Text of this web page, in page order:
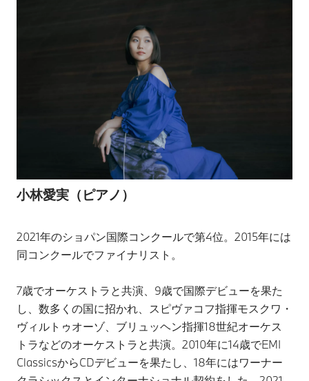
小林愛実（ピアノ）
2021年のショパン国際コンクールで第4位。2015年には
同コンクールでファイナリスト。
7歳でオーケストラと共演、9歳で国際デビューを果た
し、数多くの国に招かれ、スピヴァコフ指揮モスクワ・
ヴィルトゥオーゾ、ブリュッヘン指揮18世紀オーケス
トラなどのオーケストラと共演。2010年に14歳でEMI
ClassicsからCDデビューを果たし、18年にはワーナー